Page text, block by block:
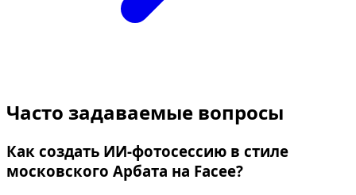
Часто задаваемые вопросы
Как создать ИИ-фотосессию в стиле
московского Арбата на Facee?